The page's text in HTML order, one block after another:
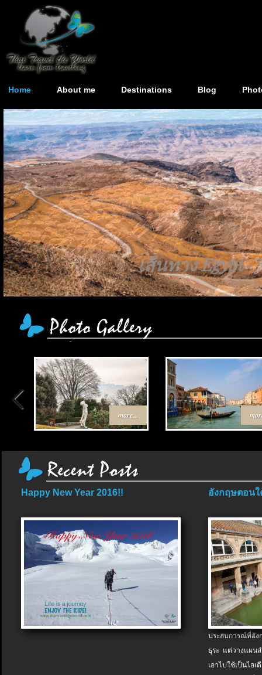
Home About me Destinations Blog
เส้นทาง
more...
Happy New Year 2016!! อังกฤษตอนใ
ประสบการณ์ที่อัง
ธุระ แต่วางแผน
เอาไปใช้เป็นไอ